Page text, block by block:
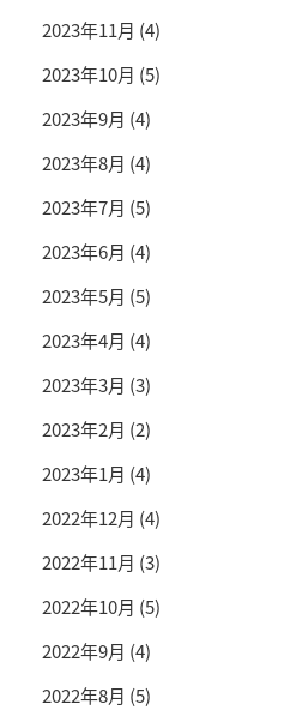
2023年11月 (4)
2023年10月 (5)
2023年9月 (4)
2023年8月 (4)
2023年7月 (5)
2023年6月 (4)
2023年5月 (5)
2023年4月 (4)
2023年3月 (3)
2023年2月 (2)
2023年1月 (4)
2022年12月 (4)
2022年11月 (3)
2022年10月 (5)
2022年9月 (4)
2022年8月 (5)